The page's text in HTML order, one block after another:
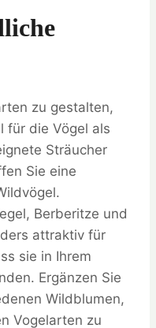
zu gestalten,
für die Vögel als
Sträucher
Sie eine
Berberitze und
attraktiv für
sie in Ihrem
Ergänzen Sie
Wildblumen,
Vogelarten zu